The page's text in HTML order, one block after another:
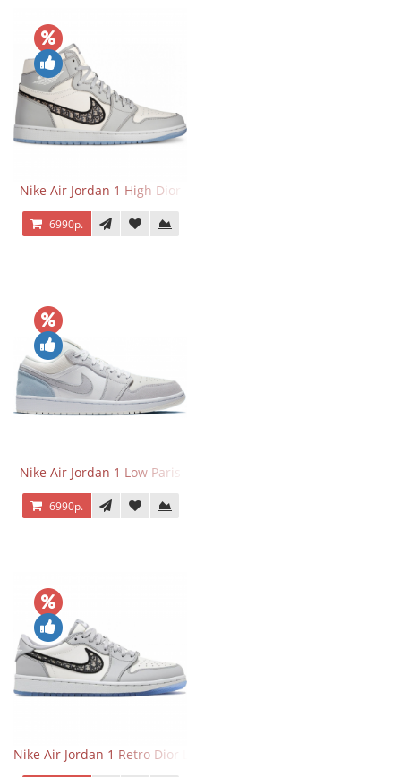
Nike Air Jordan 1 High Dior
6990р.
Nike Air Jordan 1 Low Paris
6990р.
Nike Air Jordan 1 Retro Dior Low